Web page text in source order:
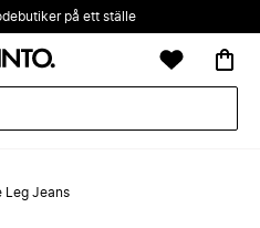
på ett ställe
Leg Jeans